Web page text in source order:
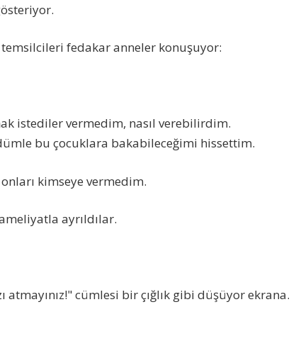
fedakar anneler konuşuyor:
istediler vermedim, nasıl verebilirdim.
bu çocuklara bakabileceğimi hissettim.
kimseye vermedim.
ayrıldılar.
atmayınız!" cümlesi bir çığlık gibi düşüyor ekrana.